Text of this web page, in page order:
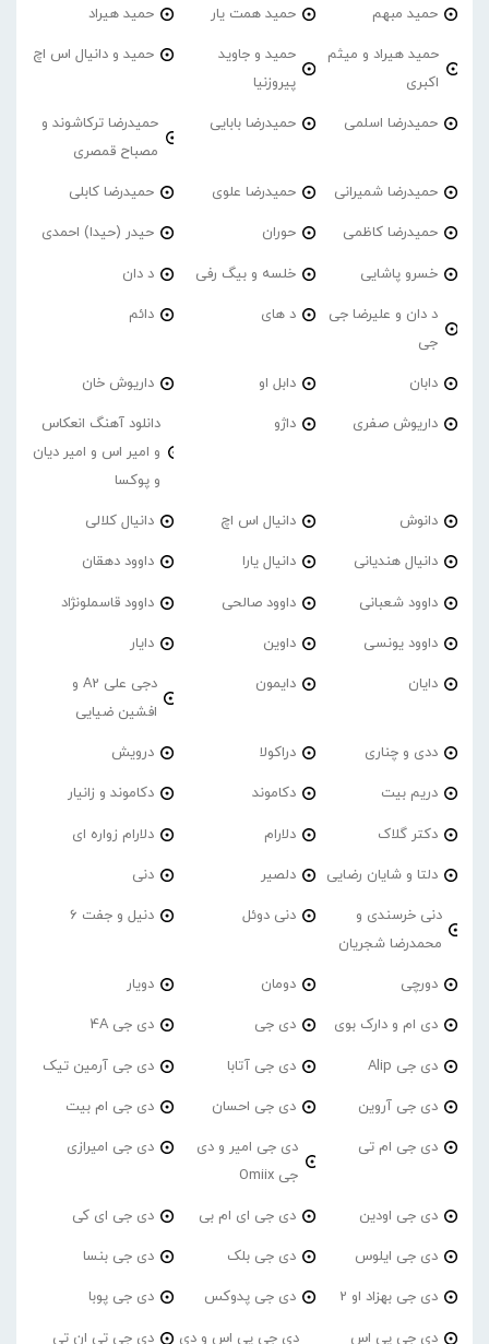
حمید مبهم حمید همت یار حمید هیراد
حمید هیراد و میثم
اکبری
حمید و جاوید
پیروزنیا
حمید و دانیال اس اچ
حمیدرضا اسلمی حمیدرضا بابایی
حمیدرضا ترکاشوند و
مصباح قمصری
حمیدرضا شمیرانی حمیدرضا علوی حمیدرضا کابلی
حمیدرضا کاظمی حوران حیدر (حیدا) احمدی
خسرو پاشایی خلسه و بیگ رفی د دان
د دان و علیرضا جی
جی
د های دائم
دابان دابل او داریوش خان
داریوش صفری داژو
دانلود آهنگ انعکاس
و امیر اس و امیر دیان
و پوکسا
دانوش دانیال اس اچ دانیال کلالی
دانیال هندیانی دانیال یارا داوود دهقان
داوود شعبانی داوود صالحی داوود قاسملونژاد
داوود یونسی داوین دایار
دایان دایمون
دجی علی A2 و
افشین ضیایی
ددی و چناری دراکولا درویش
دریم بیت دکاموند دکاموند و زانیار
دکتر گلاک دلارام دلارام زواره ای
دلتا و شایان رضایی دلصیر دنی
دنی خرسندی و
محمدرضا شجریان
دنی دوئل دنیل و جفت 6
دورچی دومان دویار
دی ام و دارک بوی دی جی دی جی 4A
دی جی Alip دی جی آتابا دی جی آرمین تیک
دی جی آروین دی جی احسان دی جی ام بیت
دی جی ام تی
دی جی امیر و دی
جی Omiix
دی جی امیرازی
دی جی اودین دی جی ای ام بی دی جی ای کی
دی جی ایلوس دی جی بلک دی جی بنسا
دی جی بهزاد او 2 دی جی پدوکس دی جی پوبا
دی جی پی اس
دی جی پی اس و دی
دی جی تی ان تی